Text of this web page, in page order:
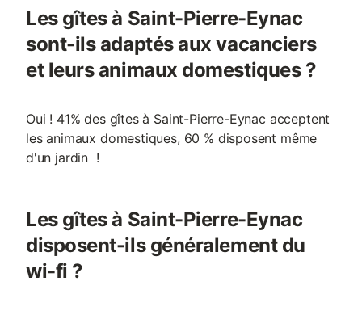
Les gîtes à Saint-Pierre-Eynac
sont-ils adaptés aux vacanciers
et leurs animaux domestiques ?
Oui ! 41% des gîtes à Saint-Pierre-Eynac acceptent
les animaux domestiques, 60 % disposent même
d'un jardin !
Les gîtes à Saint-Pierre-Eynac
disposent-ils généralement du
wi-fi ?